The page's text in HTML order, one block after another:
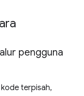
pengguna
terpisah,